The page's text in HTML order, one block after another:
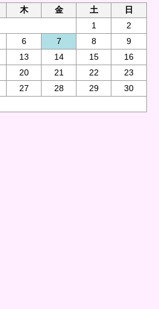
木 金 土
日
1
2
6 7 8
9
13 14 15
16
20 21 22
23
27 28 29
30